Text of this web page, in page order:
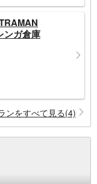
ンガ倉庫
ンをすべて見る(4)